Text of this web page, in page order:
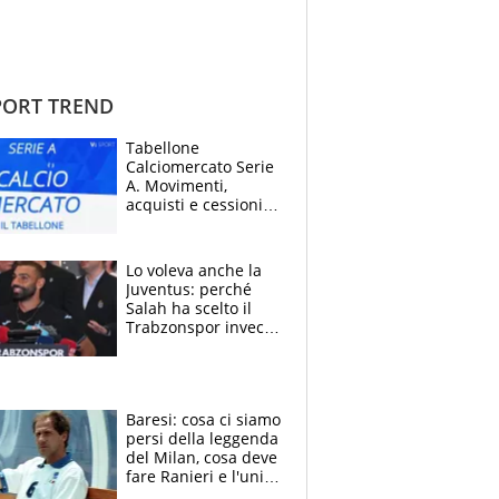
TREND
Tabellone
Calciomercato Serie
A. Movimenti,
acquisti e cessioni:
Lo voleva anche la
Juventus: perché
Salah ha scelto il
Trabzonspor invece
Baresi: cosa ci siamo
persi della leggenda
del Milan, cosa deve
fare Ranieri e l'unico